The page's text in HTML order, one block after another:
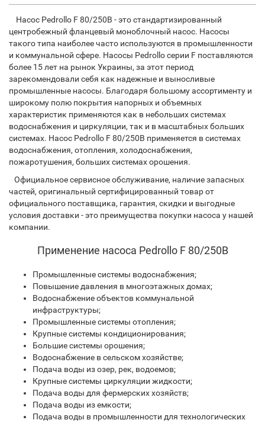
Насос Pedrollo F 80/250B - это стандартизированный
центробежный фланцевый моноблочный насос. Насосы
такого типа наиболее часто используются в промышленности
и коммунальной сфере. Насоcы Pedrollo серии F поставляются
более 15 лет на рынок Украины, за этот период
зарекомендовали себя как надежные и выносливые
промышленные насосы. Благодаря большому ассортименту и
широкому полю покрытия напорных и объемных
характеристик применяются как в небольших системах
водоснабжения и циркуляции, так и в масштабных больших
системах. Насос Pedrollo F 80/250B применяется в системах
водоснабжения, отопления, холодоснабжения,
пожаротушения, больших системах орошения.
Официальное сервисное обслуживание, наличие запасных
частей, оригинальный сертифицированный товар от
официального поставщика, гарантия, скидки и выгодные
условия доставки - это преимущества покупки насоса у нашей
компании.
Применение насоса Pedrollo F 80/250B
Промышленные системы водоснабжения;
Повышение давления в многоэтажных домах;
Водоснабжение объектов коммунальной
инфраструктуры;
Промышленные системы отопления;
Крупные системы кондиционирования;
Большие системы орошения;
Водоснабжение в сельском хозяйстве;
Подача воды из озер, рек, водоемов;
Крупные системы циркуляции жидкости;
Подача воды для фермерских хозяйств;
Подача воды из емкости;
Подача воды в промышленности для технологических